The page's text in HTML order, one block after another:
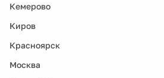
Кемерово
Киров
Красноярск
Москва